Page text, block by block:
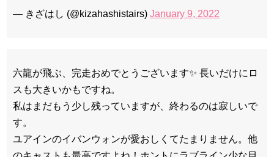
— きざはし (@kizahashistairs) January 9, 2022
六龍が飛ぶ、完走おめでとうございます✨ 長いだけにロ
スも大きいかもですね。
私はまだもう少し残っていますが、終わるのは寂しいで
す。
ユアインのイバンウォンが愛おしくてたまりません。他